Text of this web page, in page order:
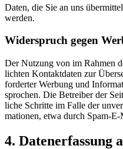
Daten, die Sie an uns
werden.
Wider­spruch gegen
Der Nut­zung von im Rahmen
lichten Kon­takt­daten zur
for­derter Wer­bung und
spro­chen. Die Betreiber der
liche Schritte im Falle der
ma­tionen, etwa durch Spam-E-
4. Daten­er­fas­sung